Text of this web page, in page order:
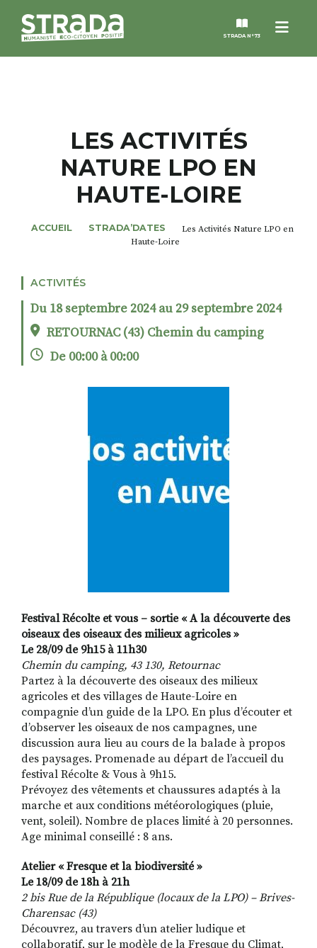
Menu
STRADA N°73
MAGAZINES
NOS THÈMES
S'INSCRIRE À LA NEWSLETTER
LES ACTIVITÉS
NATURE LPO EN
HAUTE-LOIRE
ACCUEIL STRADA’DATES
Les Activités Nature LPO en
Haute-Loire
ACTIVITÉS
Du 18 septembre 2024 au 29 septembre 2024
RETOURNAC (43) Chemin du camping
De 00:00 à 00:00
Festival Récolte et vous – sortie « A la découverte des
oiseaux des oiseaux des milieux agricoles »
Le 28/09 de 9h15 à 11h30
Chemin du camping, 43 130, Retournac
Partez à la découverte des oiseaux des milieux
agricoles et des villages de Haute-Loire en
compagnie d’un guide de la LPO. En plus d’écouter et
d’observer les oiseaux de nos campagnes, une
discussion aura lieu au cours de la balade à propos
des paysages. Promenade au départ de l’accueil du
festival Récolte & Vous à 9h15.
Prévoyez des vêtements et chaussures adaptés à la
marche et aux conditions météorologiques (pluie,
vent, soleil). Nombre de places limité à 20 personnes.
Age minimal conseillé : 8 ans.
Atelier « Fresque et la biodiversité »
Le 18/09 de 18h à 21h
2 bis Rue de la République (locaux de la LPO) – Brives-
Charensac (43)
Découvrez, au travers d’un atelier ludique et
collaboratif, sur le modèle de la Fresque du Climat,